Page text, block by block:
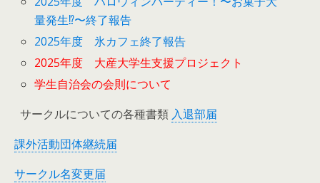
量発生⁉︎〜終了報告
2025年度 氷カフェ終了報告
2025年度 大産大学生支援プロジェクト
学生自治会の会則について
サークルについての各種書類 入退部届
課外活動団体継続届
サークル名変更届